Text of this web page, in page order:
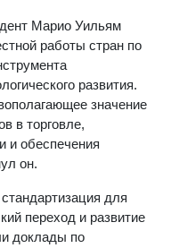
Марио Уильям
работы стран по
развития.
значение
в торговле,
и обеспечения
он.
для
переход и развитие
доклады по